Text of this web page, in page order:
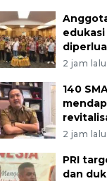
2 jam lalu
140
2 jam lalu
PRI
dan